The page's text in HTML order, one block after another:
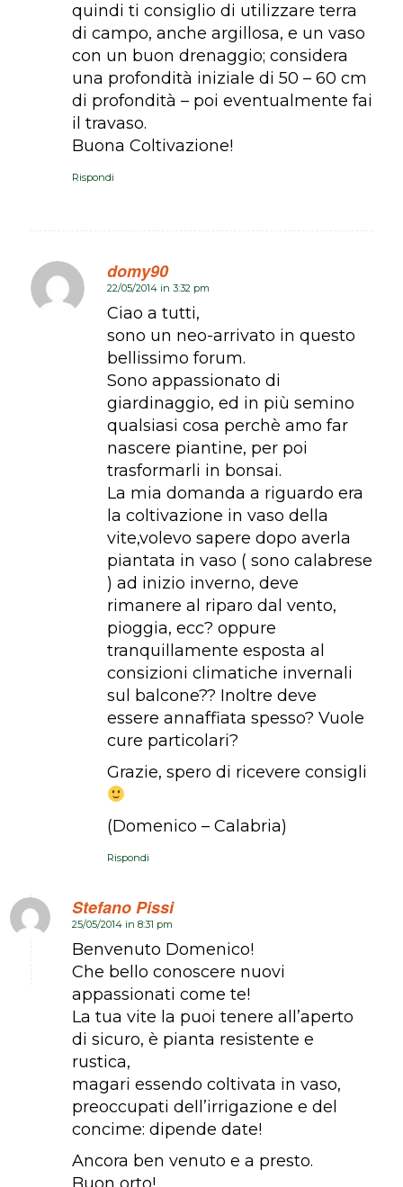
quindi ti consiglio di utilizzare terra
di campo, anche argillosa, e un vaso
con un buon drenaggio; considera
una profondità iniziale di 50 – 60 cm
di profondità – poi eventualmente fai
il travaso.
Buona Coltivazione!
Rispondi
domy90
dice:
22/05/2014 in 3:32 pm
Ciao a tutti,
sono un neo-arrivato in questo
bellissimo forum.
Sono appassionato di
giardinaggio, ed in più semino
qualsiasi cosa perchè amo far
nascere piantine, per poi
trasformarli in bonsai.
La mia domanda a riguardo era
la coltivazione in vaso della
vite,volevo sapere dopo averla
piantata in vaso ( sono calabrese
) ad inizio inverno, deve
rimanere al riparo dal vento,
pioggia, ecc? oppure
tranquillamente esposta al
consizioni climatiche invernali
sul balcone?? Inoltre deve
essere annaffiata spesso? Vuole
cure particolari?
Grazie, spero di ricevere consigli
(Domenico – Calabria)
Rispondi
Stefano Pissi
dice:
25/05/2014 in 8:31 pm
Benvenuto Domenico!
Che bello conoscere nuovi
appassionati come te!
La tua vite la puoi tenere all’aperto
di sicuro, è pianta resistente e
rustica,
magari essendo coltivata in vaso,
preoccupati dell’irrigazione e del
concime: dipende date!
Ancora ben venuto e a presto.